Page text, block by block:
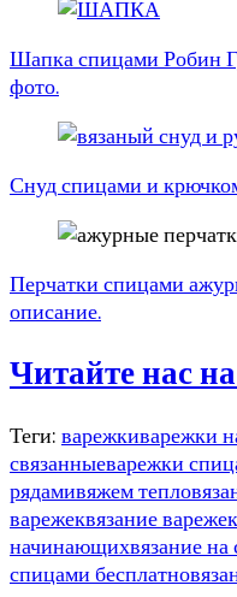
Шапка спицами Робин
фото.
Снуд спицами и
Перчатки спицами
описание.
Читайте нас
Теги: варежкиварежки
связанныеварежки
рядамивяжем тепло
варежеквязание
начинающихвязание на
спицами бесплатно